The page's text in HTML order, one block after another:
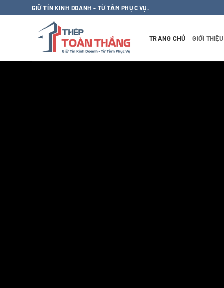
qua
GIỮ TÍN KINH DOANH - TỪ TÂM PHỤC VỤ.
TRANG CHỦ GIỚI THIỆU